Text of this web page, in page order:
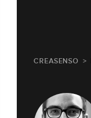
CREASENSO